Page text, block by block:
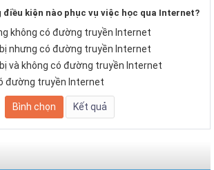
điều kiện nào phục vụ việc học qua Internet?
không có đường truyền Internet
nhưng có đường truyền Internet
và không có đường truyền Internet
đường truyền Internet